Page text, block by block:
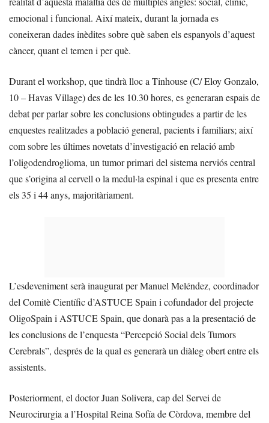
emocional i funcional. Així mateix, durant la jornada es
coneixeran dades inèdites sobre què saben els espanyols d’aquest
càncer, quant el temen i per què.
Durant el workshop, que tindrà lloc a Tinhouse (C/ Eloy Gonzalo,
10 – Havas Village) des de les 10.30 hores, es generaran espais de
debat per parlar sobre les conclusions obtingudes a partir de les
enquestes realitzades a població general, pacients i familiars; així
com sobre les últimes novetats d’investigació en relació amb
l’oligodendroglioma, un tumor primari del sistema nerviós central
que s’origina al cervell o la medul·la espinal i que es presenta entre
els 35 i 44 anys, majoritàriament.
L’esdeveniment serà inaugurat per Manuel Meléndez, coordinador
del Comitè Científic d’ASTUCE Spain i cofundador del projecte
OligoSpain i ASTUCE Spain, que donarà pas a la presentació de
les conclusions de l’enquesta “Percepció Social dels Tumors
Cerebrals”, després de la qual es generarà un diàleg obert entre els
assistents.
Posteriorment, el doctor Juan Solivera, cap del Servei de
Neurocirurgia a l’Hospital Reina Sofía de Còrdova, membre del